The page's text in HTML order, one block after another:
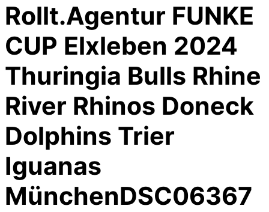
Rollt.Agentur FUNKE
CUP Elxleben 2024
Thuringia Bulls Rhine
River Rhinos Doneck
Dolphins Trier
Iguanas
MünchenDSC06367